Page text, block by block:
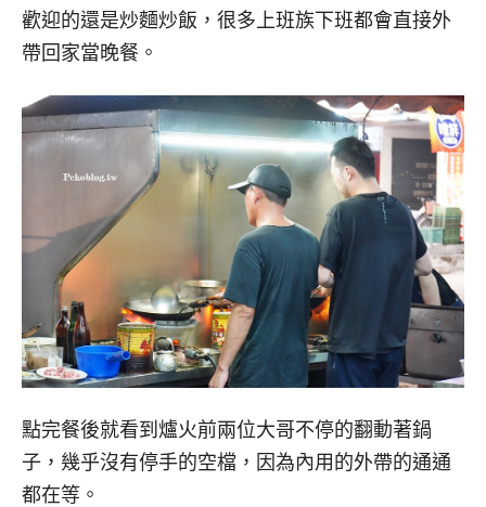
歡迎的還是炒麵炒飯，很多上班族下班都會直接外
帶回家當晚餐。
點完餐後就看到爐火前兩位大哥不停的翻動著鍋
子，幾乎沒有停手的空檔，因為內用的外帶的通通
都在等。